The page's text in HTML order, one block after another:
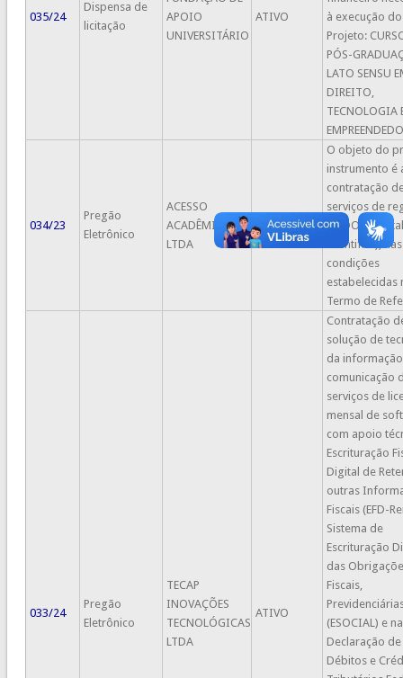
035/24
Dispensa de
licitação
APOIO
UNIVERSITÁRIO
ATIVO
à execução do
Projeto:
PÓS-
LATO SENSU
DIREITO,
TECNOLOGIA
034/23
Pregão
Eletrônico
ACESSO
ACADÊMICO
LTDA
ATIVO
O objeto do
instrumento é
contratação
serviços de
de DOI
Identifier), nas
condições
estabelecidas
Termo de
033/24
Pregão
Eletrônico
TECAP
INOVAÇÕES
TECNOLÓGICAS
LTDA
ATIVO
Contratação
solução de
da
comunicação
serviços de
mensal de
com apoio
Escrituração
Digital de
outras
Fiscais (EFD-
Sistema de
Escrituração
das
Fiscais,
(ESOCIAL) e na
Declaração de
Débitos e